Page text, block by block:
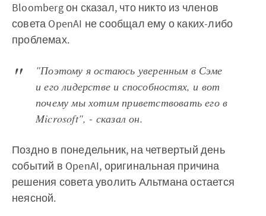
Bloomberg он сказал, что никто из членов
совета OpenAI не сообщал ему о каких-либо
проблемах.
"Поэтому я остаюсь уверенным в Сэме
и его лидерстве и способностях, и вот
почему мы хотим приветствовать его в
Microsoft", - сказал он.
Поздно в понедельник, на четвертый день
событий в OpenAI, оригинальная причина
решения совета уволить Альтмана остается
неясной.